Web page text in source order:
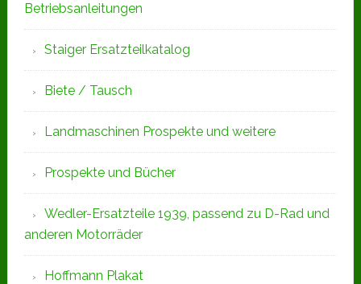
Betriebsanleitungen
Staiger Ersatzteilkatalog
Biete / Tausch
Landmaschinen Prospekte und weitere
Prospekte und Bücher
Wedler-Ersatzteile 1939, passend zu D-Rad und
anderen Motorräder
Hoffmann Plakat